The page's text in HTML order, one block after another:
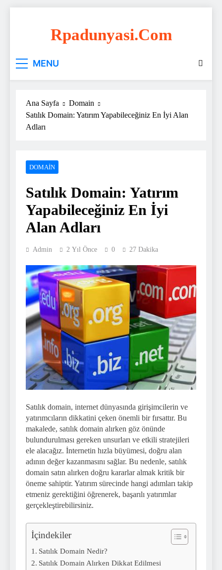
Rpadunyasi.com
Çözümleri!
MENU
Ana Sayfa
Domain
Satılık Domain: Yatırım Yapabileceğiniz En İyi Alan
Adları
DOMAIN
Satılık Domain: Yatırım
Yapabileceğiniz En İyi
Alan Adları
Admin 2 Yıl Önce 0 27 Dakika
Satılık domain, internet dünyasında girişimcilerin ve
yatırımcıların dikkatini çeken önemli bir fırsattır. Bu
makalede, satılık domain alırken göz önünde
bulundurulması gereken unsurları ve etkili stratejileri
ele alacağız. İnternetin hızla büyümesi, doğru alan
adının değer kazanmasını sağlar. Bu nedenle, satılık
domain satın alırken doğru kararlar almak kritik bir
öneme sahiptir. Yatırım sürecinde hangi adımları takip
etmeniz gerektiğini öğrenerek, başarılı yatırımlar
gerçekleştirebilirsiniz.
İçindekiler
Satılık Domain Nedir?
Satılık Domain Alırken Dikkat Edilmesi